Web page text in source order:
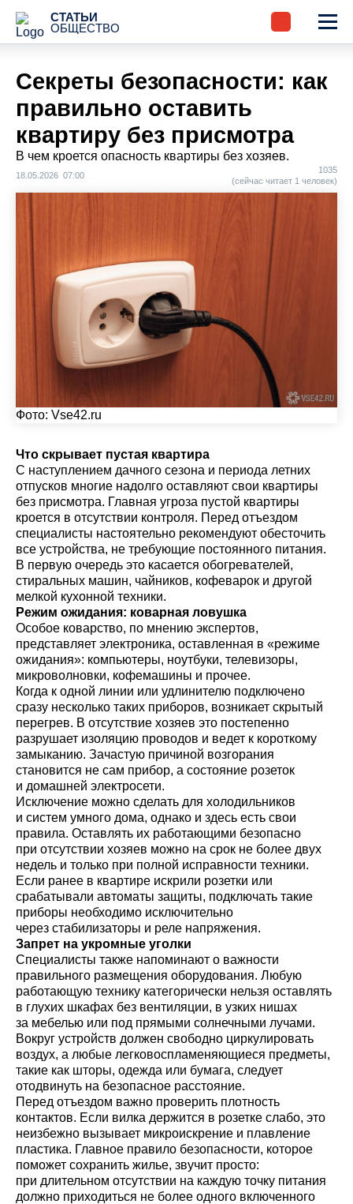
СТАТЬИ
ОБЩЕСТВО
Секреты безопасности: как
правильно оставить
квартиру без присмотра
В чем кроется опасность квартиры без хозяев.
18.05.2026 07:00
1035
(сейчас читает 1 человек)
Фото: Vse42.ru
Что скрывает пустая квартира
С наступлением дачного сезона и периода летних
отпусков многие надолго оставляют свои квартиры
без присмотра. Главная угроза пустой квартиры
кроется в отсутствии контроля. Перед отъездом
специалисты настоятельно рекомендуют обесточить
все устройства, не требующие постоянного питания.
В первую очередь это касается обогревателей,
стиральных машин, чайников, кофеварок и другой
мелкой кухонной техники.
Режим ожидания: коварная ловушка
Особое коварство, по мнению экспертов,
представляет электроника, оставленная в «режиме
ожидания»: компьютеры, ноутбуки, телевизоры,
микроволновки, кофемашины и прочее.
Когда к одной линии или удлинителю подключено
сразу несколько таких приборов, возникает скрытый
перегрев. В отсутствие хозяев это постепенно
разрушает изоляцию проводов и ведет к короткому
замыканию. Зачастую причиной возгорания
становится не сам прибор, а состояние розеток
и домашней электросети.
Исключение можно сделать для холодильников
и систем умного дома, однако и здесь есть свои
правила. Оставлять их работающими безопасно
при отсутствии хозяев можно на срок не более двух
недель и только при полной исправности техники.
Если ранее в квартире искрили розетки или
срабатывали автоматы защиты, подключать такие
приборы необходимо исключительно
через стабилизаторы и реле напряжения.
Запрет на укромные уголки
Специалисты также напоминают о важности
правильного размещения оборудования. Любую
работающую технику категорически нельзя оставлять
в глухих шкафах без вентиляции, в узких нишах
за мебелью или под прямыми солнечными лучами.
Вокруг устройств должен свободно циркулировать
воздух, а любые легковоспламеняющиеся предметы,
такие как шторы, одежда или бумага, следует
отодвинуть на безопасное расстояние.
Перед отъездом важно проверить плотность
контактов. Если вилка держится в розетке слабо, это
неизбежно вызывает микроискрение и плавление
пластика. Главное правило безопасности, которое
поможет сохранить жилье, звучит просто:
при длительном отсутствии на каждую точку питания
должно приходиться не более одного включенного